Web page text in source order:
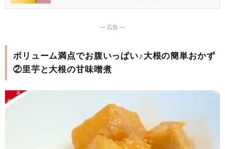
― 広告 ―
ボリューム満点でお腹いっぱい♪大根の簡単おかず
②里芋と大根の甘味噌煮